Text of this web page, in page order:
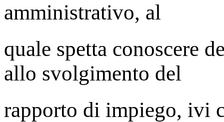
amministrativo, al
quale spetta conoscere
allo svolgimento del
rapporto di impiego, ivi